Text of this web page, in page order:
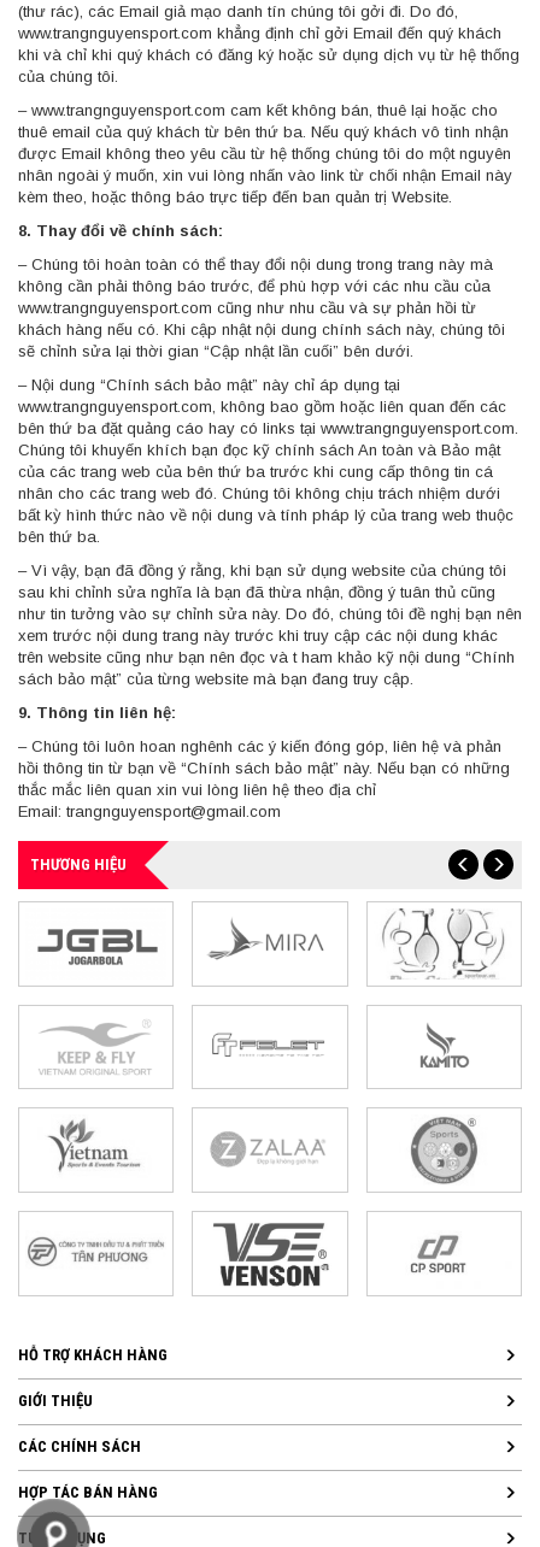
(thư rác), các Email giả mạo danh tín chúng tôi gởi đi. Do đó,
www.trangnguyensport.com khẳng định chỉ gởi Email đến quý khách
khi và chỉ khi quý khách có đăng ký hoặc sử dụng dịch vụ từ hệ thống
của chúng tôi.
– www.trangnguyensport.com cam kết không bán, thuê lại hoặc cho
thuê email của quý khách từ bên thứ ba. Nếu quý khách vô tình nhận
được Email không theo yêu cầu từ hệ thống chúng tôi do một nguyên
nhân ngoài ý muốn, xin vui lòng nhấn vào link từ chối nhận Email này
kèm theo, hoặc thông báo trực tiếp đến ban quản trị Website.
8. Thay đổi về chính sách:
– Chúng tôi hoàn toàn có thể thay đổi nội dung trong trang này mà
không cần phải thông báo trước, để phù hợp với các nhu cầu của
www.trangnguyensport.com cũng như nhu cầu và sự phản hồi từ
khách hàng nếu có. Khi cập nhật nội dung chính sách này, chúng tôi
sẽ chỉnh sửa lại thời gian “Cập nhật lần cuối” bên dưới.
– Nội dung “Chính sách bảo mật” này chỉ áp dụng tại
www.trangnguyensport.com, không bao gồm hoặc liên quan đến các
bên thứ ba đặt quảng cáo hay có links tại www.trangnguyensport.com.
Chúng tôi khuyến khích bạn đọc kỹ chính sách An toàn và Bảo mật
của các trang web của bên thứ ba trước khi cung cấp thông tin cá
nhân cho các trang web đó. Chúng tôi không chịu trách nhiệm dưới
bất kỳ hình thức nào về nội dung và tính pháp lý của trang web thuộc
bên thứ ba.
– Vì vậy, bạn đã đồng ý rằng, khi bạn sử dụng website của chúng tôi
sau khi chỉnh sửa nghĩa là bạn đã thừa nhận, đồng ý tuân thủ cũng
như tin tưởng vào sự chỉnh sửa này. Do đó, chúng tôi đề nghị bạn nên
xem trước nội dung trang này trước khi truy cập các nội dung khác
trên website cũng như bạn nên đọc và t ham khảo kỹ nội dung “Chính
sách bảo mật” của từng website mà bạn đang truy cập.
9. Thông tin liên hệ:
– Chúng tôi luôn hoan nghênh các ý kiến đóng góp, liên hệ và phản
hồi thông tin từ bạn về “Chính sách bảo mật” này. Nếu bạn có những
thắc mắc liên quan xin vui lòng liên hệ theo địa chỉ
Email: trangnguyensport@gmail.com
THƯƠNG HIỆU
HỖ TRỢ KHÁCH HÀNG
GIỚI THIỆU
CÁC CHÍNH SÁCH
HỢP TÁC BÁN HÀNG
TUYỂN DỤNG